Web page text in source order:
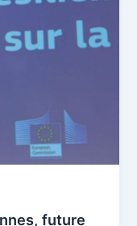
future